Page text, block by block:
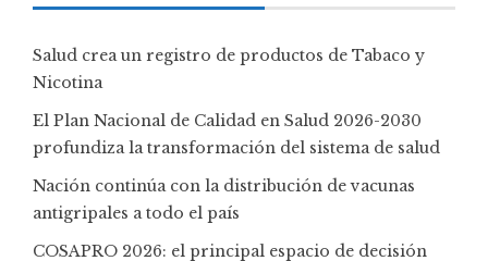
Salud crea un registro de productos de Tabaco y
Nicotina
El Plan Nacional de Calidad en Salud 2026-2030
profundiza la transformación del sistema de salud
Nación continúa con la distribución de vacunas
antigripales a todo el país
COSAPRO 2026: el principal espacio de decisión